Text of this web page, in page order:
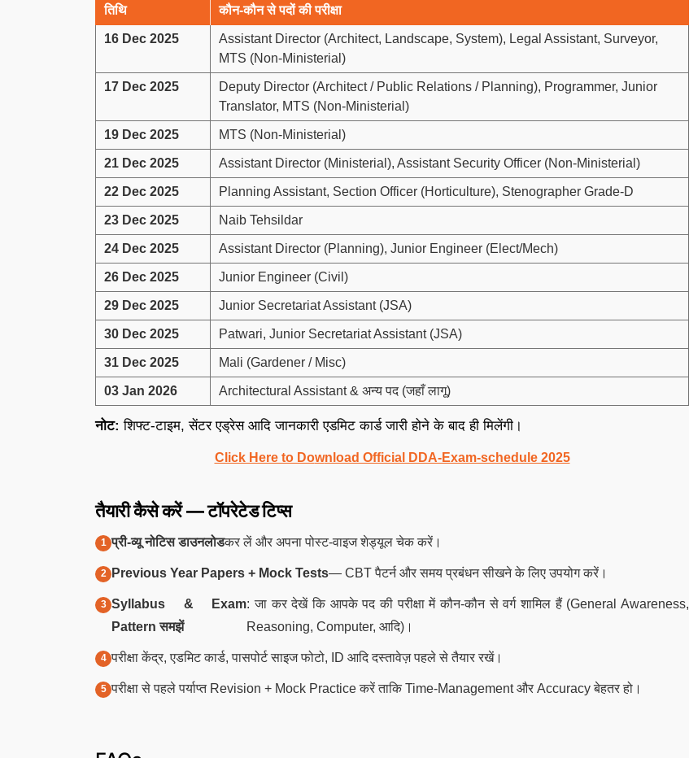
तिथि कौन-कौन से पदों की परीक्षा
16 Dec 2025
Assistant Director (Architect, Landscape, System), Legal Assistant, Surveyor,
MTS (Non-Ministerial)
17 Dec 2025
Deputy Director (Architect / Public Relations / Planning), Programmer, Junior
Translator, MTS (Non-Ministerial)
19 Dec 2025 MTS (Non-Ministerial)
21 Dec 2025 Assistant Director (Ministerial), Assistant Security Officer (Non-Ministerial)
22 Dec 2025 Planning Assistant, Section Officer (Horticulture), Stenographer Grade-D
23 Dec 2025 Naib Tehsildar
24 Dec 2025 Assistant Director (Planning), Junior Engineer (Elect/Mech)
26 Dec 2025 Junior Engineer (Civil)
29 Dec 2025 Junior Secretariat Assistant (JSA)
30 Dec 2025 Patwari, Junior Secretariat Assistant (JSA)
31 Dec 2025 Mali (Gardener / Misc)
03 Jan 2026 Architectural Assistant & अन्य पद (जहाँ लागू)
नोट: शिफ्ट-टाइम, सेंटर एड्रेस आदि जानकारी एडमिट कार्ड जारी होने के बाद ही मिलेंगी।
Click Here to Download Official DDA-Exam-schedule 2025
तैयारी कैसे करें — टॉपरेटेड टिप्स
प्री-व्यू नोटिस डाउनलोडकर लें और अपना पोस्ट-वाइज शेड्यूल चेक करें।
Previous Year Papers + Mock Tests— CBT पैटर्न और समय प्रबंधन सीखने के लिए उपयोग करें।
Syllabus & Exam
Pattern समझें
: जा कर देखें कि आपके पद की परीक्षा में कौन-कौन से वर्ग शामिल हैं (General Awareness,
Reasoning, Computer, आदि)।
परीक्षा केंद्र, एडमिट कार्ड, पासपोर्ट साइज फोटो, ID आदि दस्तावेज़ पहले से तैयार रखें।
परीक्षा से पहले पर्याप्त Revision + Mock Practice करें ताकि Time-Management और Accuracy बेहतर हो।